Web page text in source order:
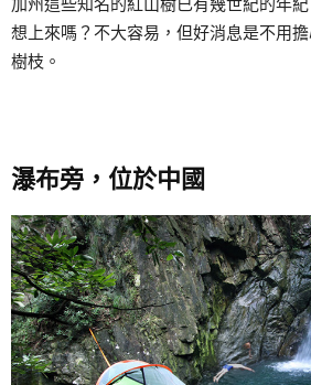
想上來嗎？不大容易，但好消息是不用
樹枝。
瀑布旁，位於中國